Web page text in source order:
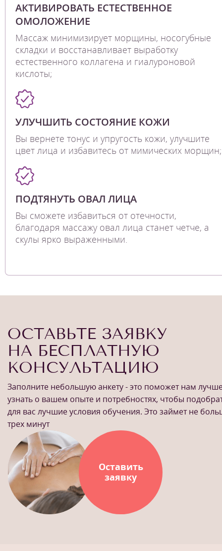
АКТИВИРОВАТЬ ЕСТЕСТВЕННОЕ
ОМОЛОЖЕНИЕ
Массаж минимизирует морщины, носогубные
складки и восстанавливает выработку
естественного коллагена и гиалуроновой
кислоты;
УЛУЧШИТЬ СОСТОЯНИЕ КОЖИ
Вы вернете тонус и упругость кожи, улучшите
цвет лица и избавитесь от мимических морщин;
ПОДТЯНУТЬ ОВАЛ ЛИЦА
Вы сможете избавиться от отечности,
благодаря массажу овал лица станет четче, а
скулы ярко выраженными.
ОСТАВЬТЕ ЗАЯВКУ
НА БЕСПЛАТНУЮ
КОНСУЛЬТАЦИЮ
Заполните небольшую анкету - это поможет нам
узнать о вашем опыте и потребностях, чтобы
для вас лучшие условия обучения. Это займет не
трех минут
Оставить
заявку